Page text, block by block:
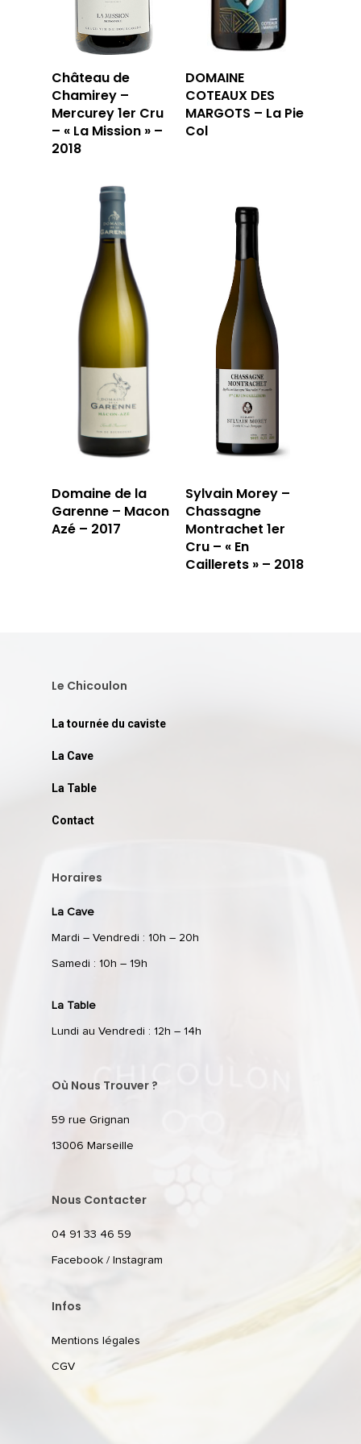
Château de
Chamirey –
Mercurey 1er Cru
– « La Mission » –
2018
DOMAINE
COTEAUX DES
MARGOTS – La Pie
Col
Domaine de la
Garenne – Macon
Azé – 2017
Sylvain Morey –
Chassagne
Montrachet 1er
Cru – « En
Caillerets » – 2018
Le Chicoulon
La tournée du caviste
La Cave
La Table
Contact
Horaires
La Cave
Mardi – Vendredi : 10h – 20h
Samedi : 10h – 19h
La Table
Lundi au Vendredi : 12h – 14h
Où Nous Trouver ?
59 rue Grignan
13006 Marseille
Nous Contacter
04 91 33 46 59
Facebook / Instagram
Infos
Mentions légales
CGV
JOUR
RÉSERVER
T: 04 91 33 46 59